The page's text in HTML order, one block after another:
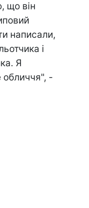
що він
написали,
і
Я
обличчя", -